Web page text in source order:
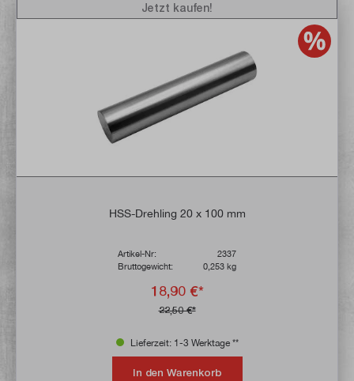
HSS-Drehling 20 x 100 mm
Artikel-Nr:
2337
Bruttogewicht:
0,253 kg
18,90 €*
22,50 €*
Jetzt kaufen!
Lieferzeit: 1-3 Werktage **
In den Warenkorb